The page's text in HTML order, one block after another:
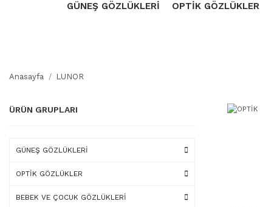
GÜNEŞ GÖZLÜKLERİ OPTİK GÖZLÜKLER
Anasayfa LUNOR
ÜRÜN GRUPLARI
GÜNEŞ GÖZLÜKLERİ
OPTİK GÖZLÜKLER
BEBEK VE ÇOCUK GÖZLÜKLERİ